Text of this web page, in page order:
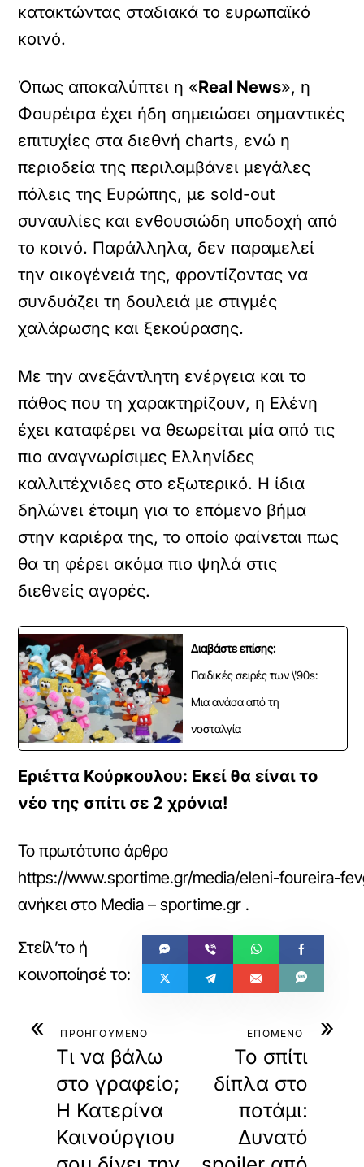
κατακτώντας σταδιακά το ευρωπαϊκό
κοινό.
Όπως αποκαλύπτει η «Real News», η
Φουρέιρα έχει ήδη σημειώσει σημαντικές
επιτυχίες στα διεθνή charts, ενώ η
περιοδεία της περιλαμβάνει μεγάλες
πόλεις της Ευρώπης, με sold-out
συναυλίες και ενθουσιώδη υποδοχή από
το κοινό. Παράλληλα, δεν παραμελεί
την οικογένειά της, φροντίζοντας να
συνδυάζει τη δουλειά με στιγμές
χαλάρωσης και ξεκούρασης.
Με την ανεξάντλητη ενέργεια και το
πάθος που τη χαρακτηρίζουν, η Ελένη
έχει καταφέρει να θεωρείται μία από τις
πιο αναγνωρίσιμες Ελληνίδες
καλλιτέχνιδες στο εξωτερικό. Η ίδια
δηλώνει έτοιμη για το επόμενο βήμα
στην καριέρα της, το οποίο φαίνεται πως
θα τη φέρει ακόμα πιο ψηλά στις
διεθνείς αγορές.
Διαβάστε επίσης:
Παιδικές σειρές των \'90s:
Μια ανάσα από τη
νοσταλγία
Εριέττα Κούρκουλου: Εκεί θα είναι το
νέο της σπίτι σε 2 χρόνια!
Το πρωτότυπο άρθρο
https://www.sportime.gr/media/eleni-foureira-
ανήκει στο Media – sportime.gr .
« ΠΡΟΗΓΟΥΜΕΝΟ
Τι να βάλω
στο γραφείο;
Η Κατερίνα
Καινούργιου
»
ΕΠΟΜΕΝΟ
Το σπίτι
δίπλα στο
ποτάμι:
Δυνατό